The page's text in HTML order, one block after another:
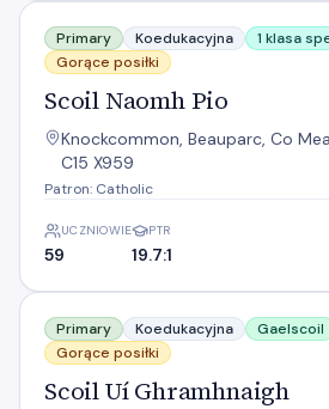
Scoil Naomh Pio
Primary Koedukacyjna
1 klasa
Gorące posiłki
Scoil Naomh Pio
Knockcommon, Beauparc, Co
C15 X959
Patron: Catholic
UCZNIOWIE
59
PTR
19.7:1
Scoil Uí Ghramhnaigh
Primary Koedukacyjna
Gaelscoil
Gorące posiłki
Scoil Uí Ghramhnaigh